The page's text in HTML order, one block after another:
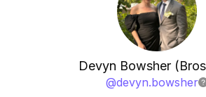
Devyn Bowsher
@devyn.bowsher